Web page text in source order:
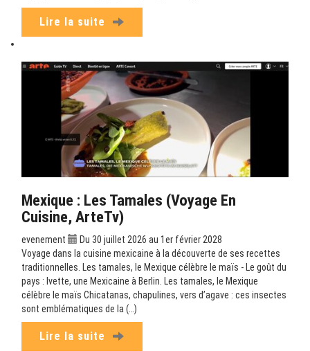
Lire la suite
Mexique : Les Tamales (Voyage En
Cuisine, ArteTv)
evenement
Du 30 juillet 2026 au 1er février 2028
Voyage dans la cuisine mexicaine à la découverte de ses recettes
traditionnelles. Les tamales, le Mexique célèbre le maïs - Le goût du
pays : Ivette, une Mexicaine à Berlin. Les tamales, le Mexique
célèbre le maïs Chicatanas, chapulines, vers d’agave : ces insectes
sont emblématiques de la (…)
Lire la suite